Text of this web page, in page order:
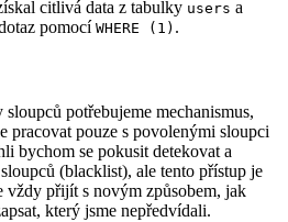
citlivá data z tabulky users a
pomocí WHERE (1) .
potřebujeme mechanismus,
pracovat pouze s povolenými sloupci
bychom se pokusit detekovat a
(blacklist), ale tento přístup je
vždy přijít s novým způsobem, jak
který jsme nepředvídali.